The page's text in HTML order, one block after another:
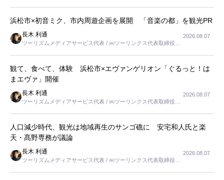
浜松市×初音ミク、市内周遊企画を展開 「音楽の都」を観光PR
長木 利通
ツーリズムメディアサービス代表 / ㈱ツーリンクス代表取締役社
2026.08.07
観て、食べて、体験 浜松市×エヴァンゲリオン「ぐるっと！は
まエヴァ」開催
長木 利通
ツーリズムメディアサービス代表 / ㈱ツーリンクス代表取締役社
2026.08.07
人口減少時代、観光は地域再生のサンゴ礁に 安宅和人氏と楽
天・髙野専務が議論
長木 利通
ツーリズムメディアサービス代表 / ㈱ツーリンクス代表取締役社
2026.08.07